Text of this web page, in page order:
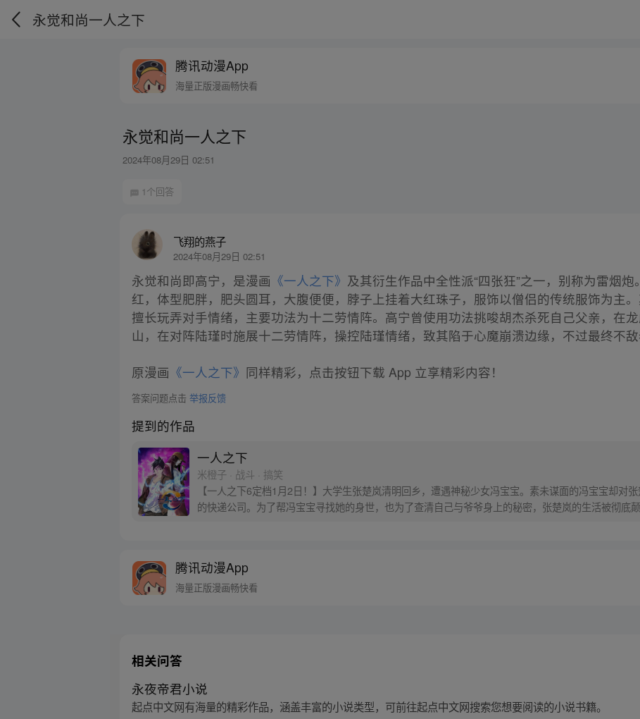
永觉和尚一人之下
腾讯动漫App
海量正版漫画畅快看
永觉和尚一人之下
2024年08月29日 02:51
1个回答
飞翔的燕子
2024年08月29日 02:51
永觉和尚即高宁，是漫画 《一人之下》 及其衍生作品中全性派“四张狂”之一，别称为雷烟
红，体型肥胖，肥头圆耳，大腹便便，脖子上挂着大红珠子，服饰以僧侣的传统服饰为主。
擅长玩弄对手情绪，主要功法为十二劳情阵。高宁曾使用功法挑唆胡杰杀死自己父亲，在
山，在对阵陆瑾时施展十二劳情阵，操控陆瑾情绪，致其陷于心魔崩溃边缘，不过最终不敌
原漫画 《一人之下》 同样精彩，点击按钮下载 App 立享精彩内容！
答案问题点击举报反馈
提到的作品
一人之下
米橙子 · 战斗 · 搞笑
【一人之下6定档1月2日！】大学生张楚岚清明回乡，遭遇神秘少女冯宝宝。素未谋面的冯宝宝却对
的快递公司。为了帮冯宝宝寻找她的身世，也为了查清自己与爷爷身上的秘密，张楚岚的生活被彻底颠
腾讯动漫App
海量正版漫画畅快看
相关问答
永夜帝君小说
起点中文网有海量的精彩作品，涵盖丰富的小说类型，可前往起点中文网搜索您想要阅读的小说书籍。